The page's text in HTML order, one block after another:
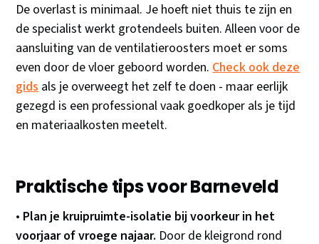
De overlast is minimaal. Je hoeft niet thuis te zijn en
de specialist werkt grotendeels buiten. Alleen voor de
aansluiting van de ventilatieroosters moet er soms
even door de vloer geboord worden.Check ook deze
gidsals je overweegt het zelf te doen - maar eerlijk
gezegd is een professional vaak goedkoper als je tijd
en materiaalkosten meetelt.
Praktische tips voor Barneveld
• Plan je kruipruimte-isolatie bij voorkeur in het
voorjaar of vroege najaar. Door de kleigrond rond